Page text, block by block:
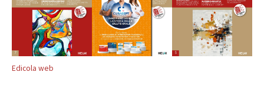
Edicola web